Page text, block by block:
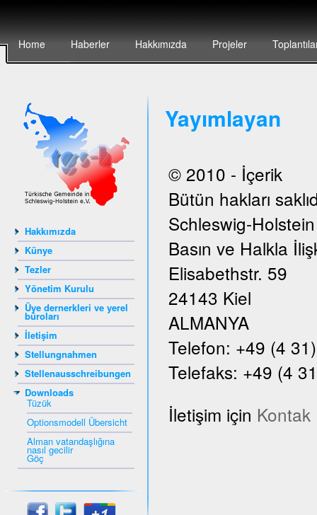
Home Haberler Hakkımızda Projeler
Hakkımızda
Künye
Tezler
Yönetim Kurulu
Üye dernerkleri ve yerel
büroları
İletişim
Stellungnahmen
Stellenausschreibungen
Downloads
Tüzük
Optionsmodell Übersicht
Alman vatandaşlığına
nasıl gecilir
Göç
Yayımlayan
© 2010 - İçerik
Bütün hakları
Schleswig-
Basın ve Halkla
Elisabethstr. 59
24143 Kiel
ALMANYA
Telefon: +49 (4
Telefaks: +49 (4
İletişim için